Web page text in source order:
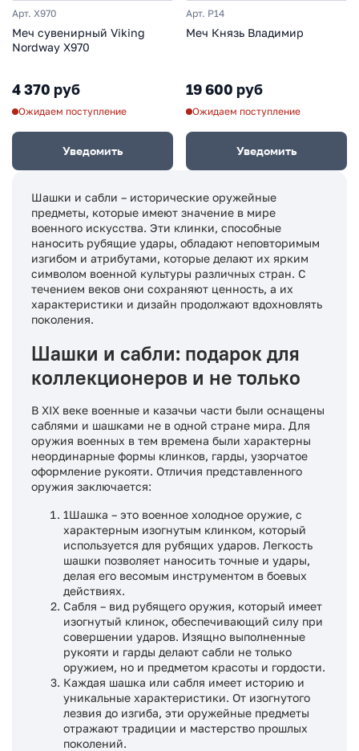
Арт. X970
Меч сувенирный Viking
Nordway X970
4 370 руб
Ожидаем поступление
Уведомить
Арт. P14
Меч Князь Владимир
19 600 руб
Ожидаем поступление
Уведомить
Шашки и сабли – исторические оружейные
предметы, которые имеют значение в мире
военного искусства. Эти клинки, способные
наносить рубящие удары, обладают неповторимым
изгибом и атрибутами, которые делают их ярким
символом военной культуры различных стран. С
течением веков они сохраняют ценность, а их
характеристики и дизайн продолжают вдохновлять
поколения.
Шашки и сабли: подарок для
коллекционеров и не только
В XIX веке военные и казачьи части были оснащены
саблями и шашками не в одной стране мира. Для
оружия военных в тем времена были характерны
неординарные формы клинков, гарды, узорчатое
оформление рукояти. Отличия представленного
оружия заключается:
1Шашка – это военное холодное оружие, с
характерным изогнутым клинком, который
используется для рубящих ударов. Легкость
шашки позволяет наносить точные и удары,
делая его весомым инструментом в боевых
действиях.
Сабля – вид рубящего оружия, который имеет
изогнутый клинок, обеспечивающий силу при
совершении ударов. Изящно выполненные
рукояти и гарды делают сабли не только
оружием, но и предметом красоты и гордости.
Каждая шашка или сабля имеет историю и
уникальные характеристики. От изогнутого
лезвия до изгиба, эти оружейные предметы
отражают традиции и мастерство прошлых
поколений.